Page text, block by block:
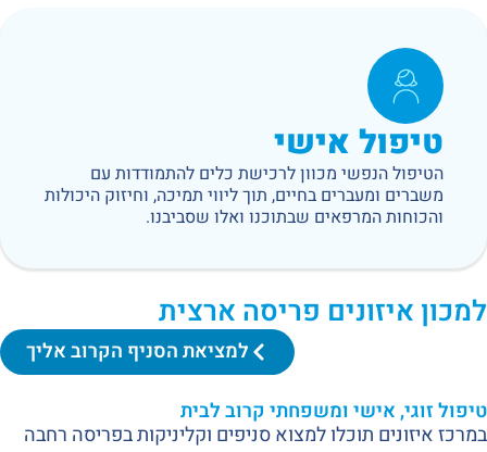
טיפול אישי
הטיפול הנפשי מכוון לרכישת כלים להתמודדות עם
משברים ומעברים בחיים, תוך ליווי תמיכה, וחיזוק היכולות
והכוחות המרפאים שבתוכנו ואלו שסביבנו.
למכון איזונים פריסה ארצית
למציאת הסניף הקרוב אליך
טיפול זוגי, אישי ומשפחתי קרוב לבית
במרכז איזונים תוכלו למצוא סניפים וקליניקות בפריסה רחבה